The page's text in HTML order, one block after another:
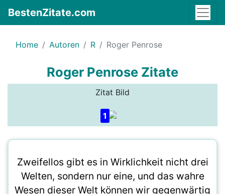
BestenZitate.com
Home Autoren R Roger Penrose
Roger Penrose Zitate
Zitat Bild
1
Zweifellos gibt es in Wirklichkeit nicht drei
Welten, sondern nur eine, und das wahre
Wesen dieser Welt können wir gegenwärtig